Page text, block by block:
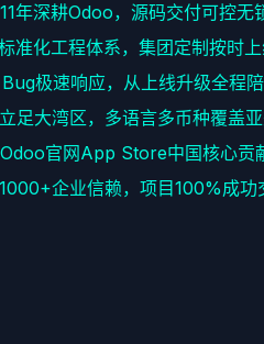
11年深耕Odoo，源码交付可控无
准化工程体系，集团定制按时
Bug极速响应，从上线升级全程
立足大湾区，多语言多币种覆盖
Odoo官网App Store中国核心贡
1000+企业信赖，项目100%成功